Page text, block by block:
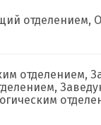
отделением,
отделением,